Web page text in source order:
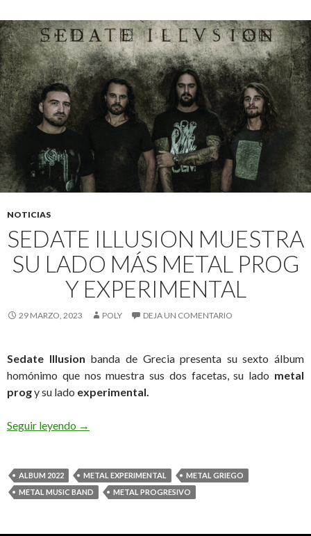
NOTICIAS
SEDATE ILLUSION MUESTRA
SU LADO MÁS METAL PROG
Y EXPERIMENTAL
29 MARZO, 2023 POLY DEJA UN COMENTARIO
Sedate Illusion banda de Grecia presenta su sexto álbum
homónimo que nos muestra sus dos facetas, su lado metal
progy su lado experimental.
Seguir leyendo Sedate Illusion muestra su lado más metal prog
→
ALBUM 2022 METAL EXPERIMENTAL
METAL GRIEGO
METAL MUSIC BAND
METAL PROGRESIVO